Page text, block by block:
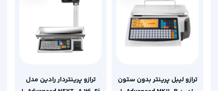
ترازو لیبل پرینتر بدون ستون
ترازو پرینتردار رادین مدل